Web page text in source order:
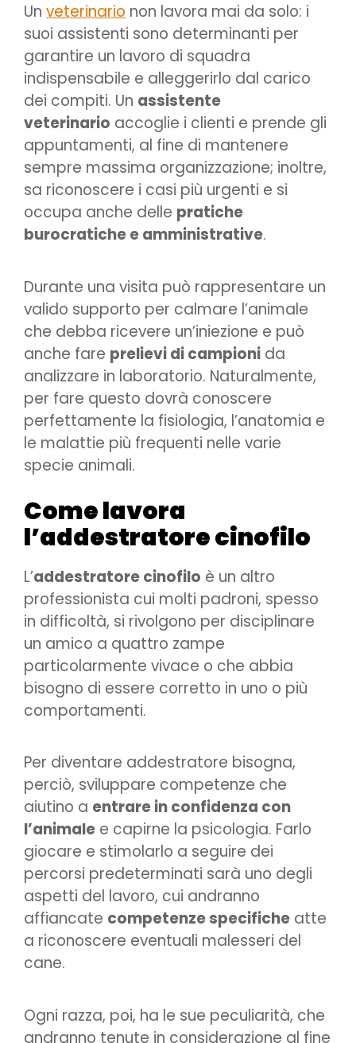
Un veterinario non lavora mai da solo: i
suoi assistenti sono determinanti per
garantire un lavoro di squadra
indispensabile e alleggerirlo dal carico
dei compiti. Un assistente
veterinario accoglie i clienti e prende gli
appuntamenti, al fine di mantenere
sempre massima organizzazione; inoltre,
sa riconoscere i casi più urgenti e si
occupa anche delle pratiche
burocratiche e amministrative.
Durante una visita può rappresentare un
valido supporto per calmare l’animale
che debba ricevere un’iniezione e può
anche fare prelievi di campioni da
analizzare in laboratorio. Naturalmente,
per fare questo dovrà conoscere
perfettamente la fisiologia, l’anatomia e
le malattie più frequenti nelle varie
specie animali.
Come lavora
l’addestratore cinofilo
L’addestratore cinofilo è un altro
professionista cui molti padroni, spesso
in difficoltà, si rivolgono per disciplinare
un amico a quattro zampe
particolarmente vivace o che abbia
bisogno di essere corretto in uno o più
comportamenti.
Per diventare addestratore bisogna,
perciò, sviluppare competenze che
aiutino a entrare in confidenza con
l’animale e capirne la psicologia. Farlo
giocare e stimolarlo a seguire dei
percorsi predeterminati sarà uno degli
aspetti del lavoro, cui andranno
affiancate competenze specifiche atte
a riconoscere eventuali malesseri del
cane.
Ogni razza, poi, ha le sue peculiarità, che
andranno tenute in considerazione al fine